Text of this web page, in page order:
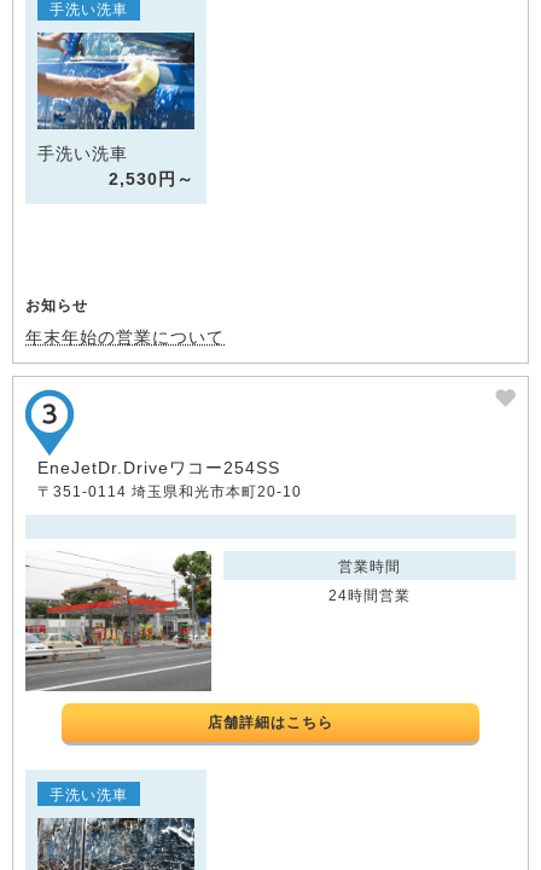
手洗い洗車
手洗い洗車
2,530円～
お知らせ
年末年始の営業について
EneJetDr.Driveワコー254SS
〒351-0114 埼玉県和光市本町20-10
営業時間
24時間営業
店舗詳細はこちら
手洗い洗車